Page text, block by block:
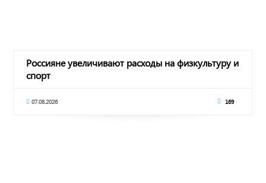
Россияне увеличивают расходы на физкультуру и
спорт
07.08.2026 169